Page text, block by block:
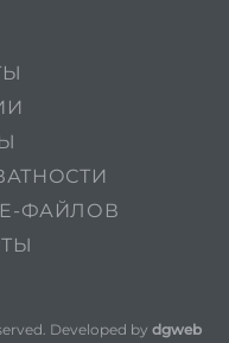
ФАЙЛОВ
Developed by dgweb